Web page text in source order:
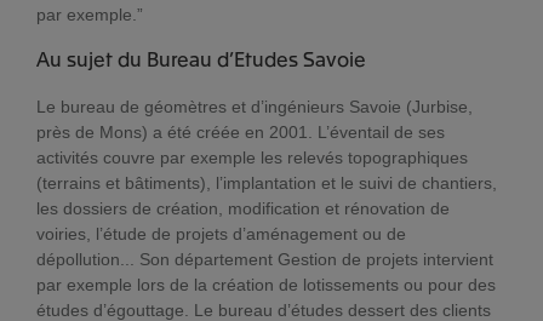
par exemple.”
Au sujet du Bureau d’Etudes Savoie
Le bureau de géomètres et d’ingénieurs Savoie (Jurbise,
près de Mons) a été créée en 2001. L’éventail de ses
activités couvre par exemple les relevés topographiques
(terrains et bâtiments), l’implantation et le suivi de chantiers,
les dossiers de création, modification et rénovation de
voiries, l’étude de projets d’aménagement ou de
dépollution... Son département Gestion de projets intervient
par exemple lors de la création de lotissements ou pour des
études d’égouttage. Le bureau d’études dessert des clients